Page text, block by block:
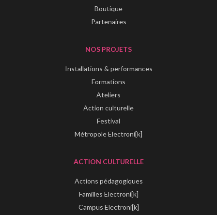
Boutique
Partenaires
NOS PROJETS
Installations & performances
Formations
Ateliers
Action culturelle
Festival
Métropole Electroni[k]
ACTION CULTURELLE
Actions pédagogiques
Familles Electroni[k]
Campus Electroni[k]